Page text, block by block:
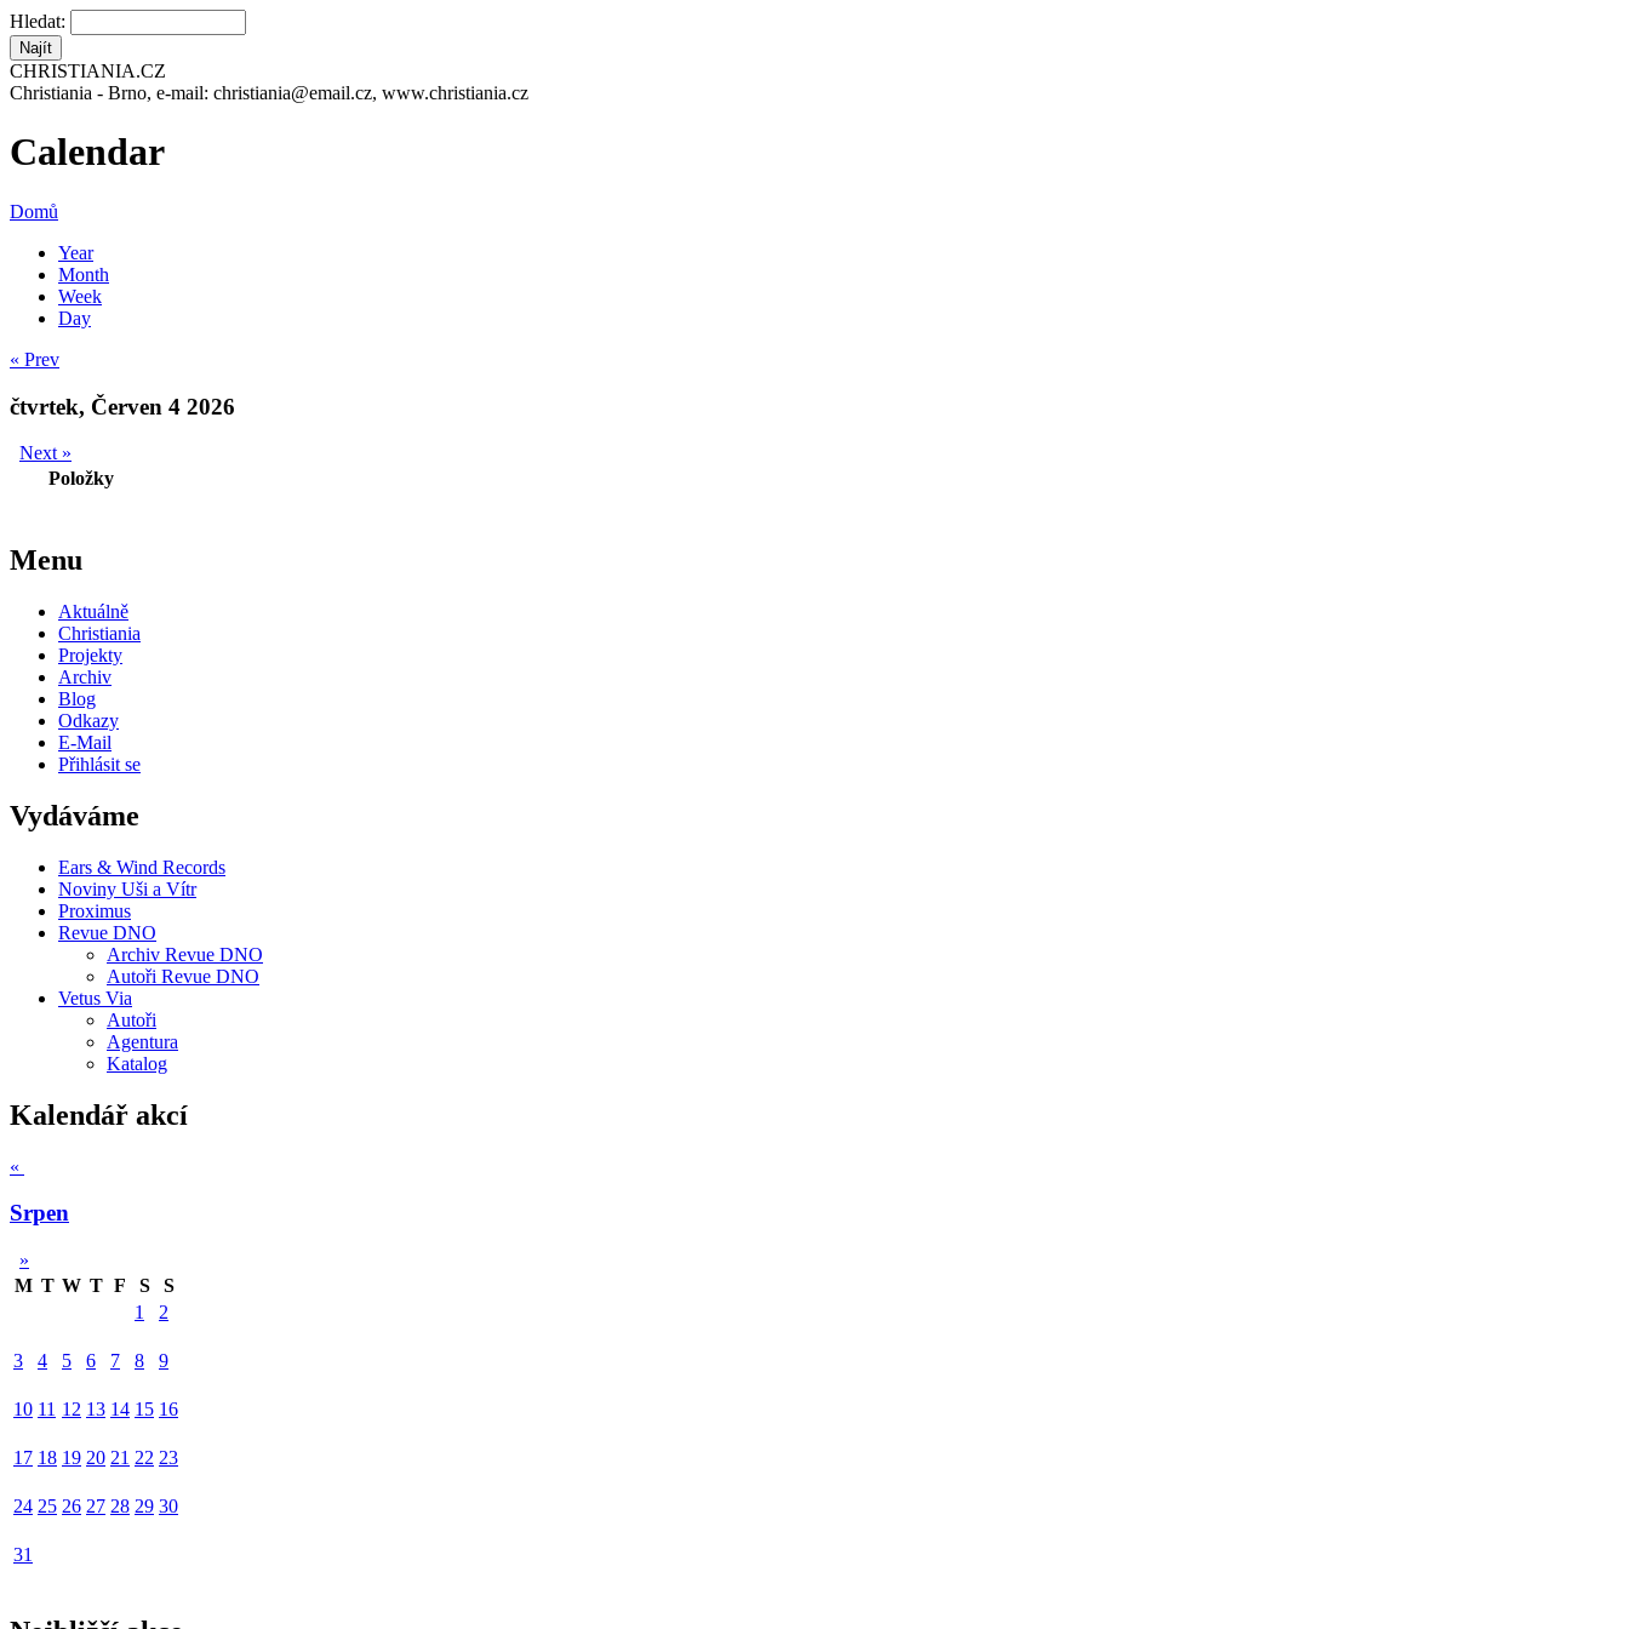
Hledat:
CHRISTIANIA.CZ
Christiania - Brno, e-mail: christiania@email.cz, www.christiania.cz
Calendar
Domů
Year
Month
Week
Day
« Prev
čtvrtek, Červen 4 2026
Next »
Položky
Menu
Aktuálně
Christiania
Projekty
Archiv
Blog
Odkazy
E-Mail
Přihlásit se
Vydáváme
Ears & Wind Records
Noviny Uši a Vítr
Proximus
Revue DNO
Archiv Revue DNO
Autoři Revue DNO
Vetus Via
Autoři
Agentura
Katalog
Kalendář akcí
«
Srpen
»
M T W T F S
S
1
2
3 4 5 6 7 8 9
10 11 12 13 14 15 16
17 18 19 20 21 22 23
24 25 26 27 28 29 30
31